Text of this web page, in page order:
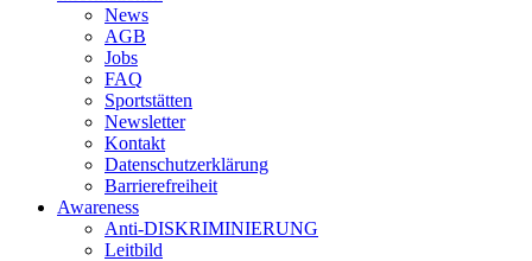
News
AGB
Jobs
FAQ
Sportstätten
Newsletter
Kontakt
Datenschutzerklärung
Barrierefreiheit
Awareness
Anti-DISKRIMINIERUNG
Leitbild